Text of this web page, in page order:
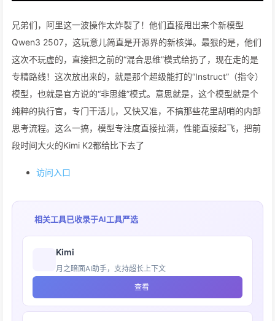
兄弟们，阿里这一波操作太炸裂了！他们直接甩出来个新模型
Qwen3 2507，这玩意儿简直是开源界的新核弹。最狠的是，他们
这次不玩虚的，直接把之前的“混合思维”模式给扔了，现在走的是
专精路线！这次放出来的，就是那个超级能打的“Instruct”（指令）
模型，也就是官方说的“非思维”模式。意思就是，这个模型就是个
纯粹的执行官，专门干活儿，又快又准，不搞那些花里胡哨的内部
思考流程。这么一搞，模型专注度直接拉满，性能直接起飞，把前
段时间大火的Kimi K2都给比下去了
访问入口
相关工具已收录于AI工具严选
Kimi
月之暗面AI助手，支持超长上下文
查看